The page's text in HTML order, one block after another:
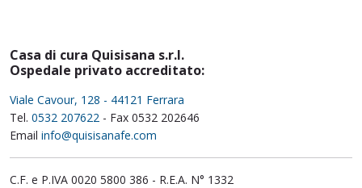
Casa di cura Quisisana s.r.l.
Ospedale privato accreditato:
Viale Cavour, 128 - 44121 Ferrara
Tel. 0532 207622 - Fax 0532 202646
Email info@quisisanafe.com
C.F. e P.IVA 0020 5800 386 - R.E.A. N° 1332